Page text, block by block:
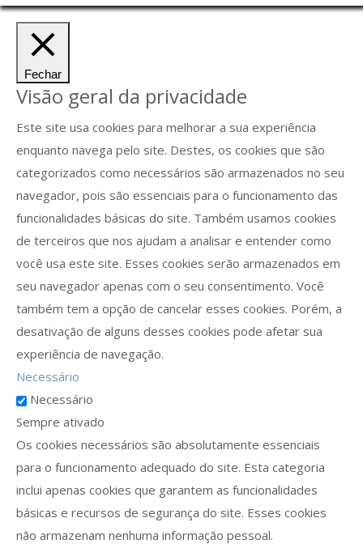
Fechar
Visão geral da privacidade
Este site usa cookies para melhorar a sua experiência
enquanto navega pelo site. Destes, os cookies que são
categorizados como necessários são armazenados no seu
navegador, pois são essenciais para o funcionamento das
funcionalidades básicas do site. Também usamos cookies
de terceiros que nos ajudam a analisar e entender como
você usa este site. Esses cookies serão armazenados em
seu navegador apenas com o seu consentimento. Você
também tem a opção de cancelar esses cookies. Porém, a
desativação de alguns desses cookies pode afetar sua
experiência de navegação.
Necessário
Necessário
Sempre ativado
Os cookies necessários são absolutamente essenciais
para o funcionamento adequado do site. Esta categoria
inclui apenas cookies que garantem as funcionalidades
básicas e recursos de segurança do site. Esses cookies
não armazenam nenhuma informação pessoal.